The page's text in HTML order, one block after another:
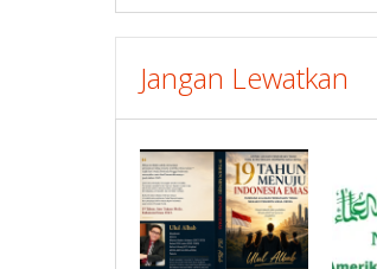
Jangan Lewatkan